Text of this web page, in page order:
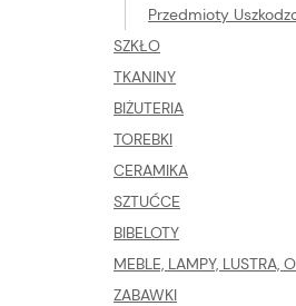
Przedmioty
SZKŁO
TKANINY
BIŻUTERIA
TOREBKI
CERAMIKA
SZTUĆCE
BIBELOTY
MEBLE, LAMPY, LUSTRA,
ZABAWKI